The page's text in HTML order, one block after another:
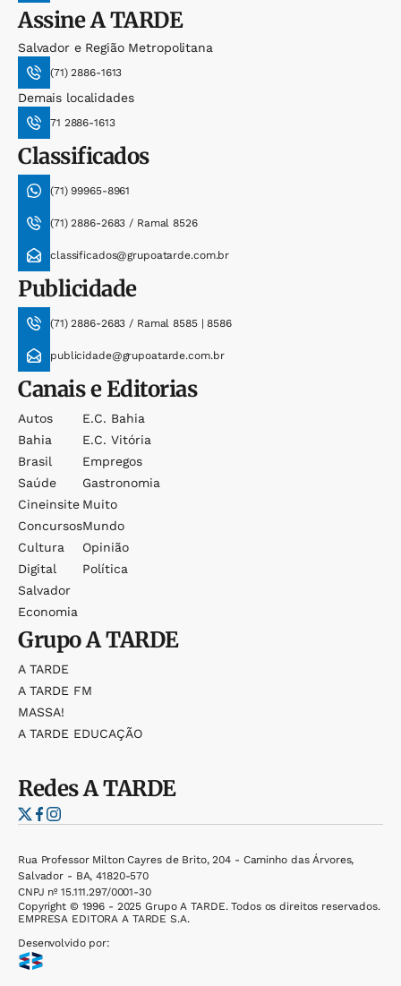
AssineA TARDE
Salvador e Região Metropolitana
(71) 2886-1613
Demais localidades
71 2886-1613
Classificados
(71) 99965-8961
(71) 2886-2683 / Ramal 8526
classificados@grupoatarde.com.br
Publicidade
(71) 2886-2683 / Ramal 8585 | 8586
publicidade@grupoatarde.com.br
Canais e Editorias
Autos
Bahia
Brasil
Saúde
Cineinsite
Concursos
Cultura
Digital
Salvador
Economia
E.c. Bahia
E.c. Vitória
Empregos
Gastronomia
Muito
Mundo
Opinião
Política
GrupoA TARDE
A TARDE
A TARDE FM
MASSA!
A TARDE EDUCAÇÃO
RedesA TARDE
Rua Professor Milton Cayres de Brito, 204 - Caminho das Árvores,
Salvador - BA, 41820-570
CNPJ nº 15.111.297/0001-30
Copyright © 1996 - 2025 Grupo A TARDE. Todos os direitos reservados.
EMPRESA EDITORA A TARDE S.A.
Desenvolvido por: